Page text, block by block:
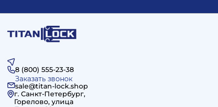
8 (800) 555-23-38
Заказать звонок
sale@titan-lock.shop
г. Санкт-Петербург,
Горелово, улица